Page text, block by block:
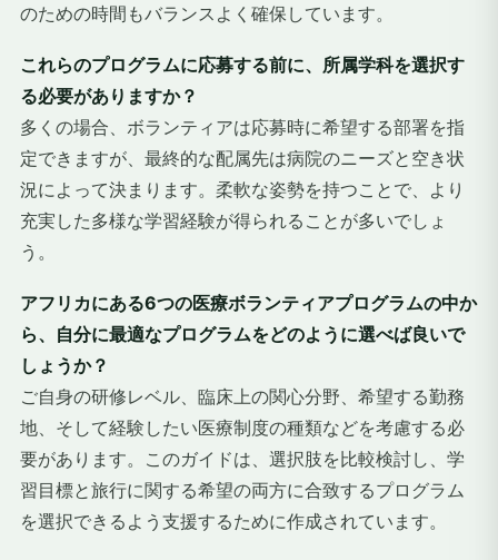
のための時間もバランスよく確保しています。
これらのプログラムに応募する前に、所属学科を選択す
る必要がありますか？
多くの場合、ボランティアは応募時に希望する部署を指
定できますが、最終的な配属先は病院のニーズと空き状
況によって決まります。柔軟な姿勢を持つことで、より
充実した多様な学習経験が得られることが多いでしょ
う。
アフリカにある6つの医療ボランティアプログラムの中か
ら、自分に最適なプログラムをどのように選べば良いで
しょうか？
ご自身の研修レベル、臨床上の関心分野、希望する勤務
地、そして経験したい医療制度の種類などを考慮する必
要があります。このガイドは、選択肢を比較検討し、学
習目標と旅行に関する希望の両方に合致するプログラム
を選択できるよう支援するために作成されています。